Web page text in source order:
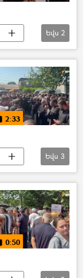
Եվս 2
2:33
Եվս 3
0:50